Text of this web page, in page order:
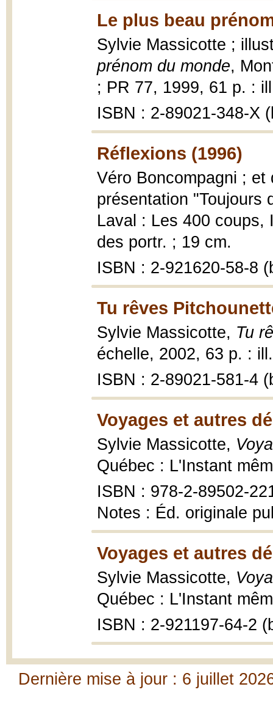
Le plus beau
Sylvie Massicotte ;
prénom du monde,
; PR 77, 1999, 61 p. :
ISBN : 2-89021-348-X
Réflexions (1996)
Véro Boncompagni ;
présentation "Toujours
Laval : Les 400 coups,
des portr. ; 19 cm.
ISBN : 2-921620-58-8
Tu rêves
Sylvie Massicotte, Tu
échelle, 2002, 63 p. :
ISBN : 2-89021-581-4
Voyages et autres
Sylvie Massicotte,
Québec : L'Instant
ISBN : 978-2-89502-
Notes : Éd. originale
Voyages et autres
Sylvie Massicotte,
Québec : L'Instant
ISBN : 2-921197-64-2
Dernière mise à jour : 6 juillet